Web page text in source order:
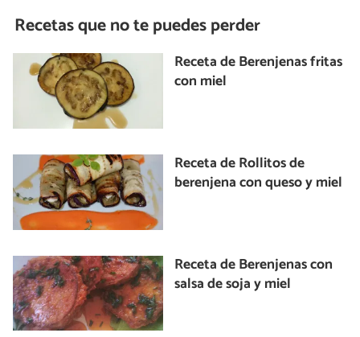
Recetas que no te puedes perder
Receta de Berenjenas fritas
con miel
Receta de Rollitos de
berenjena con queso y miel
Receta de Berenjenas con
salsa de soja y miel